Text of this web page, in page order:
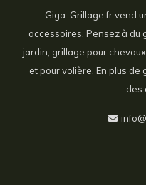
Giga-Grillage.fr vend
accessoires. Pensez à du
jardin, grillage pour
et pour volière. En plus
des